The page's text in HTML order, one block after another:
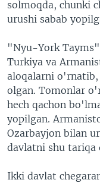
XALQARO HAYOT
VASHINGTON
MOBIL-SALOM!
VIDEO
XABARLAR
FACEBOOK
INSTAGRAM
ODNOKLASSNIKI
TELEGRAM
TWITTER
SOUNDCLOUD
INGLIZ TILI DARSLARI
Learning English
VOA
solmoqda, chunki
urushi sabab
"Nyu-York
Turkiya va
aloqalarni o'rnatib,
olgan. Tomonlar
hech qachon
yopilgan.
Ozarbayjon bilan
davlatni shu
Ikki davlat